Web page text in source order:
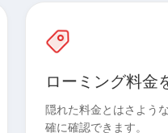
ローミング料金
隠れた料金とはさよう
確に確認できます。